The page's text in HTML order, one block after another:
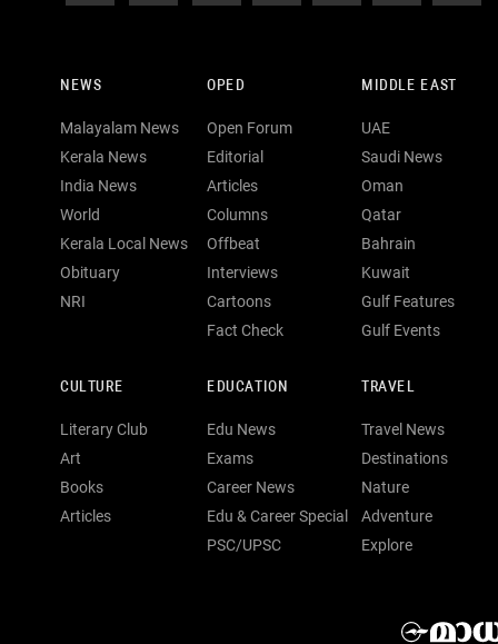
NEWS
Malayalam News
Kerala News
India News
World
Kerala Local News
Obituary
NRI
OPED
Open Forum
Editorial
Articles
Columns
Offbeat
Interviews
Cartoons
Fact Check
MIDDLE EAST
UAE
Saudi News
Oman
Qatar
Bahrain
Kuwait
Gulf Features
Gulf Events
CULTURE
Literary Club
Art
Books
Articles
EDUCATION
Edu News
Exams
Career News
Edu & Career Special
PSC/UPSC
TRAVEL
Travel News
Destinations
Nature
Adventure
Explore